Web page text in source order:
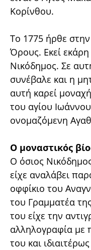
Κορίνθου.
Το 1775 ήρθε
Όρους. Εκεί
Νικόδημος. Σε
συνέβαλε και η
αυτή καρεί
του αγίου
ονομαζόμενη
Ο μοναστικός
Ο όσιος
είχε αναλάβει
οφφίκιο του
του Γραμματέα
του είχε την
αλληλογραφία με
του και